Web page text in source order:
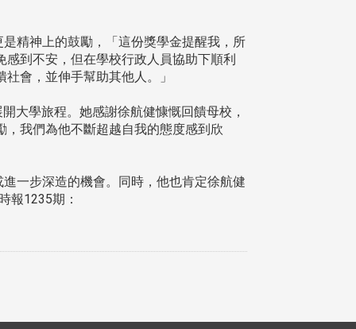
精神上的鼓勵，「這份獎學金提醒我，所
到不安，但在學校行政人員協助下順利
會，並伸手幫助其他人。」
大學旅程。她感謝徐航健慷慨回饋母校，
我們為他不斷超越自我的態度感到欣
一步深造的機會。同時，他也肯定徐航健
報1235期：